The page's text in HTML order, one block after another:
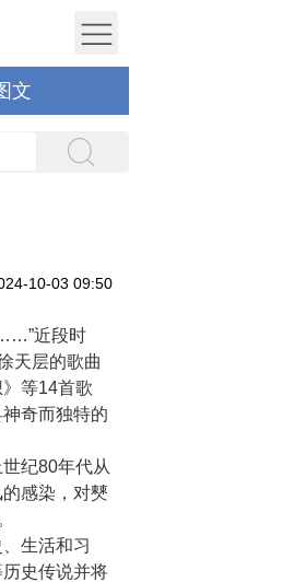
文
10-03 09:50
近段时
天层的歌曲
等14首歌
奇而独特的
纪80年代从
感染，对僰
生活和习
史传说并将